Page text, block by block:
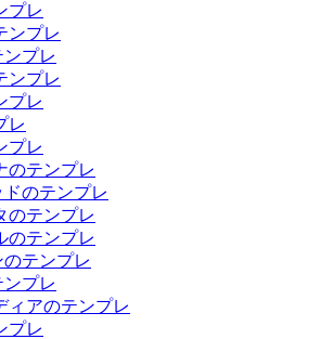
プレ
ンプレ
プレ
ンプレ
プレ
レ
プレ
のテンプレ
のテンプレ
のテンプレ
のテンプレ
テンプレ
プレ
ィアのテンプレ
プレ